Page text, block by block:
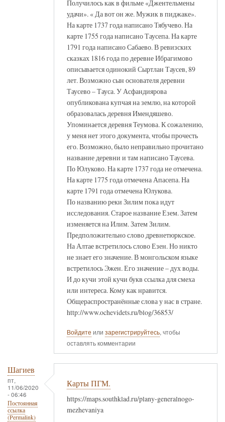
Получилось как в фильме «Джентельмены
удачи». « Да вот он же. Мужик в пиджаке».
На карте 1737 года написано Тябучево. На
карте 1755 года написано Таусепа. На карте
1791 года написано Сабаево. В ревизских
сказках 1816 года по деревне Ибрагимово
описывается одинокий Сыртлан Таусев, 89
лет. Возможно сын основателя деревни
Таусево – Тауса. У Асфандиярова
опубликована купчая на землю, на которой
образовалась деревня Имендяшево.
Упоминается деревня Теумова. К сожалению,
у меня нет этого документа, чтобы прочесть
его. Возможно, было неправильно прочитано
название деревни и там написано Таусева.
По Юлуково. На карте 1737 года не отмечена.
На карте 1775 года отмечена Апасепа. На
карте 1791 года отмечена Юлукова.
По названию реки Зилим пока идут
исследования. Старое название Езем. Затем
изменяется на Илим. Затем Зилим.
Предположительно слово древнетюркское.
На Алтае встретилось слово Езен. Но никто
не знает его значение. В монгольском языке
встретилось Эжен. Его значение – дух воды.
И до кучи этой кучи букв ссылка для смеха
или интереса. Кому как нравится.
Общераспространённые слова у нас в стране.
http://www.ochevidets.ru/blog/36853/
Войдите или зарегистрируйтесь, чтобы
оставлять комментарии
Шагиев
пт,
11/06/2020
- 06:46
Постоянная
ссылка
(Permalink)
Карты ПГМ.
https://maps.southklad.ru/plany-generalnogo-
mezhevaniya